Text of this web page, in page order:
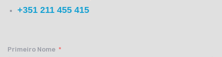
+351 211 455 415
Primeiro Nome